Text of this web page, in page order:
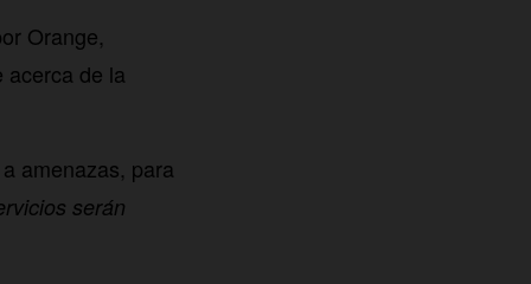
Orange,
acerca de la
amenazas, para
serán